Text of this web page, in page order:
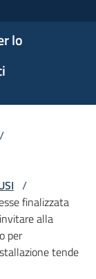
lo
/
/
finalizzata
alla
per
tende